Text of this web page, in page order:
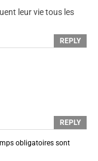
leur vie tous les
REPLY
REPLY
obligatoires sont